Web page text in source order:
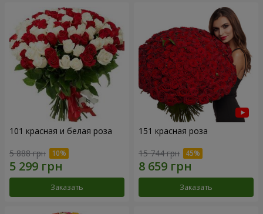
101 красная и белая роза
5 888 грн
Заказать
151 красная роза
15 744 грн
Заказать